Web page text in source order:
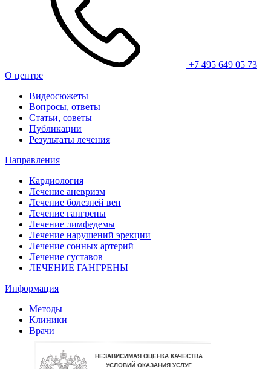
+7 495 649 05 73
О центре
Видеосюжеты
Вопросы, ответы
Статьи, советы
Публикации
Результаты лечения
Направления
Кардиология
Лечение аневризм
Лечение болезней вен
Лечение гангрены
Лечение лимфедемы
Лечение нарушений эрекции
Лечение сонных артерий
Лечение суставов
ЛЕЧЕНИЕ ГАНГРЕНЫ
Информация
Методы
Клиники
Врачи